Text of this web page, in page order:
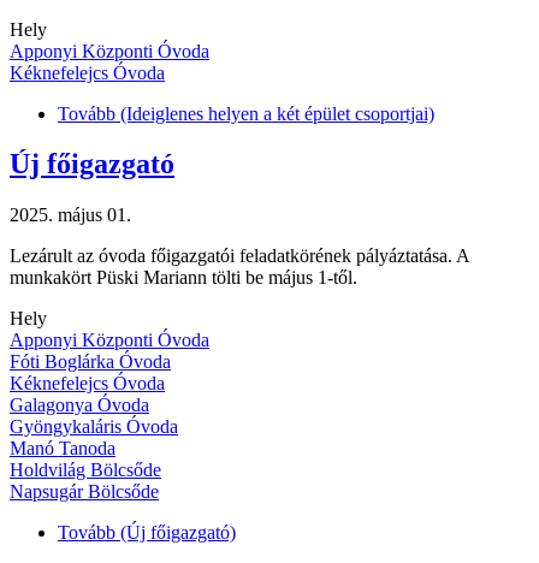
Hely
Apponyi Központi Óvoda
Kéknefelejcs Óvoda
Tovább (Ideiglenes helyen a két épület csoportjai)
Új főigazgató
2025. május 01.
Lezárult az óvoda főigazgatói feladatkörének pályáztatása. A
munkakört Püski Mariann tölti be május 1-től.
Hely
Apponyi Központi Óvoda
Fóti Boglárka Óvoda
Kéknefelejcs Óvoda
Galagonya Óvoda
Gyöngykaláris Óvoda
Manó Tanoda
Holdvilág Bölcsőde
Napsugár Bölcsőde
Tovább (Új főigazgató)